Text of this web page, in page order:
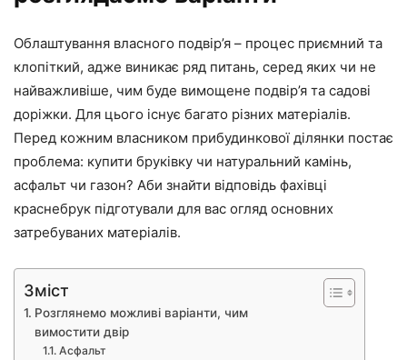
Облаштування власного подвір’я – процес приємний та
клопіткий, адже виникає ряд питань, серед яких чи не
найважливіше, чим буде вимощене подвір’я та садові
доріжки. Для цього існує багато різних матеріалів.
Перед кожним власником прибудинкової ділянки постає
проблема: купити бруківку чи натуральний камінь,
асфальт чи газон? Аби знайти відповідь фахівці
краснебрук підготували для вас огляд основних
затребуваних матеріалів.
Зміст
Розглянемо можливі варіанти, чим
вимостити двір
Асфальт